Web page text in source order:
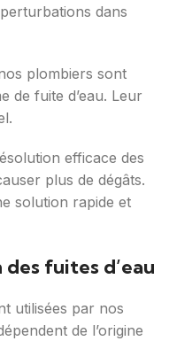
dans
plombiers sont
de fuite d’eau. Leur
efficace des
plus de dégâts.
solution rapide et
fuites d’eau
utilisées par nos
de l’origine